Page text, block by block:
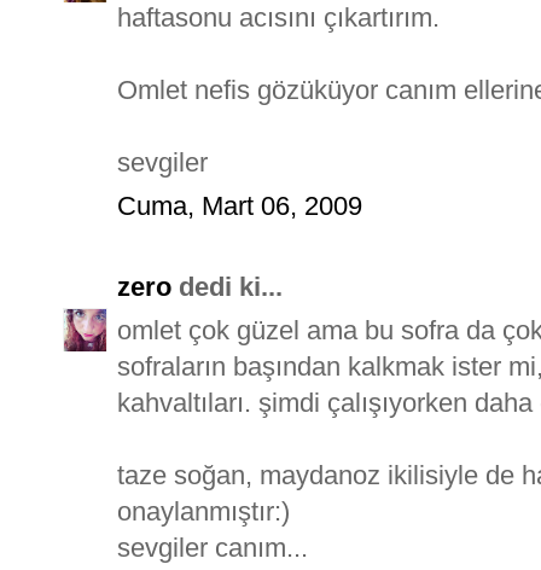
haftasonu acısını çıkartırım.
Omlet nefis gözüküyor canım
sevgiler
Cuma, Mart 06, 2009
zero dedi ki...
omlet çok güzel ama bu sofra da
sofraların başından kalkmak ister
kahvaltıları. şimdi çalışıyorken
taze soğan, maydanoz ikilisiyle de
onaylanmıştır:)
sevgiler canım...